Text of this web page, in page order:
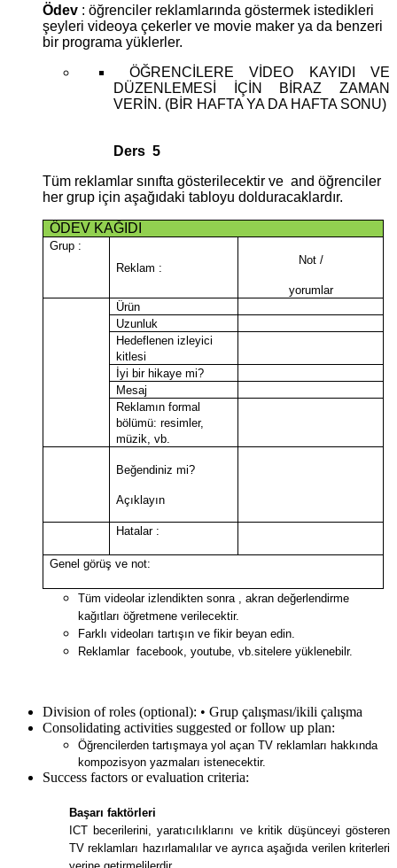
Ödev : öğrenciler reklamlarında göstermek istedikleri
şeyleri videoya çekerler ve movie maker ya da benzeri
bir programa yüklerler.
ÖĞRENCİLERE VİDEO KAYIDI VE
DÜZENLEMESİ İÇİN BİRAZ ZAMAN
VERİN. (BİR HAFTA YA DA HAFTA SONU)
Ders 5
Tüm reklamlar sınıfta gösterilecektir ve and öğrenciler
her grup için aşağıdaki tabloyu dolduracaklardır.
ÖDEV KAĞIDI
Grup :
Reklam :
Not /
yorumlar
Ürün
Uzunluk
Hedeflenen izleyici
kitlesi
İyi bir hikaye mi?
Mesaj
Reklamın formal
bölümü: resimler,
müzik, vb.
Beğendiniz mi?
Açıklayın
Hatalar :
Genel görüş ve not:
Tüm videolar izlendikten sonra , akran değerlendirme
kağıtları öğretmene verilecektir.
Farklı videoları tartışın ve fikir beyan edin.
Reklamlar facebook, youtube, vb.sitelere yüklenebilr.
Division of roles (optional): • Grup çalışması/ikili çalışma
Consolidating activities suggested or follow up plan:
Öğrencilerden tartışmaya yol açan TV reklamları hakkında
kompozisyon yazmaları istenecektir.
Success factors or evaluation criteria:
Başarı faktörleri
ICT becerilerini, yaratıcılıklarını ve kritik düşünceyi gösteren
TV reklamları hazırlamalılar ve ayrıca aşağıda verilen kriterleri